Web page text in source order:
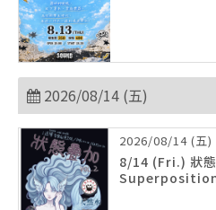
2026/08/14 (五)
2026/08/14 (五)
8/14 (Fri.) 狀